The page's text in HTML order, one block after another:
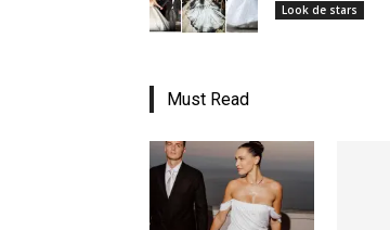
Look de stars
Must Read